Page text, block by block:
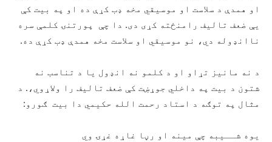
او همدې د سلاست او موسیقي مخه ډب کړې ده او په بیت کې
یې ضعف تالیف رامنځته کړی دی. دا چې پورتنۍ کلمې سره
ناانډوله دي، نو موسیقي او سلاست مخه همدې ډب کړې ده.
د نه مانیز تړاو او د کلمو نه انډول یا د تناسب نه
شتون د بیت په داخلي جوړښت کې ضعف تالیف را ولاړوي،. د
مثال په توګه د استاد رحمت الله حکیمي دا بیت ګورو:
یوه شــیبه چې مینه او رڼا غاړه غړۍ وي